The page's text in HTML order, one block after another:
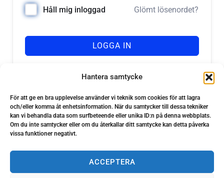
Hantera samtycke
För att ge en bra upplevelse använder vi teknik som cookies för att lagra
och/eller komma åt enhetsinformation. När du samtycker till dessa tekniker
kan vi behandla data som surfbeteende eller unika ID:n på denna webbplats.
Om du inte samtycker eller om du återkallar ditt samtycke kan detta påverka
vissa funktioner negativt.
ACCEPTERA
Håll mig inloggad Glömt lösenordet?
LOGGA IN
Har du inget konto? Registrera dig